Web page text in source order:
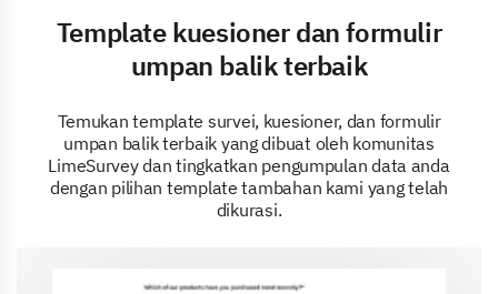
Template kuesioner dan formulir
umpan balik terbaik
Temukan template survei, kuesioner, dan formulir
umpan balik terbaik yang dibuat oleh komunitas
LimeSurvey dan tingkatkan pengumpulan data anda
dengan pilihan template tambahan kami yang telah
dikurasi.